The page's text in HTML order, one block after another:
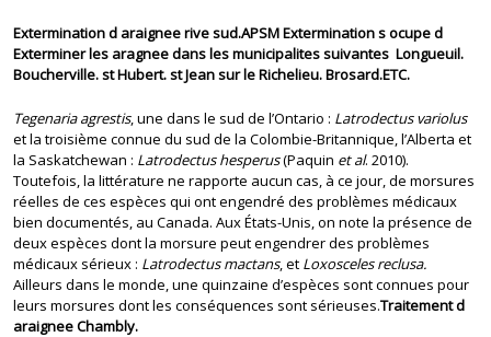
Extermination d araignee rive sud.APSM Extermination s ocupe d
Exterminer les aragnee dans les municipalites suivantes Longueuil.
Boucherville. st Hubert. st Jean sur le Richelieu. Brosard.ETC.
Tegenaria agrestis, une dans le sud de l’Ontario : Latrodectus variolus
et la troisième connue du sud de la Colombie-Britannique, l’Alberta et
la Saskatchewan : Latrodectus hesperus(Paquin et al. 2010).
Toutefois, la littérature ne rapporte aucun cas, à ce jour, de morsures
réelles de ces espèces qui ont engendré des problèmes médicaux
bien documentés, au Canada. Aux États-Unis, on note la présence de
deux espèces dont la morsure peut engendrer des problèmes
médicaux sérieux : Latrodectus mactans, et Loxosceles reclusa.
Ailleurs dans le monde, une quinzaine d’espèces sont connues pour
leurs morsures dont les conséquences sont sérieuses.Traitement d
araignee Chambly.